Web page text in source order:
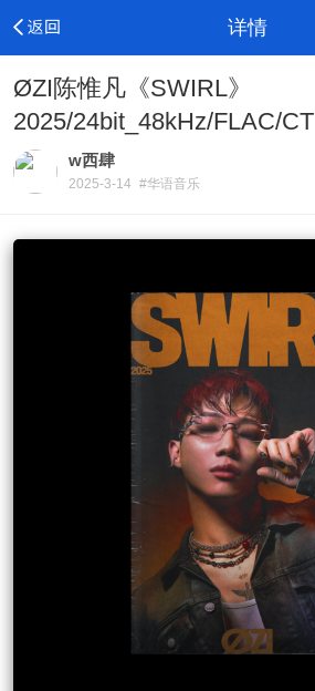
详情
ØZI陈惟凡《SWIRL》
2025/24bit_48kHz/FLAC/CT
w西肆
2025-3-14 #华语音乐